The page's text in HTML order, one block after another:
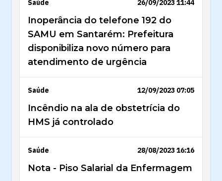
Saúde 26/09/2023 11:44
Inoperância do telefone 192 do
SAMU em Santarém: Prefeitura
disponibiliza novo número para
atendimento de urgência
Saúde 12/09/2023 07:05
Incêndio na ala de obstetrícia do
HMS já controlado
Saúde 28/08/2023 16:16
Nota - Piso Salarial da Enfermagem